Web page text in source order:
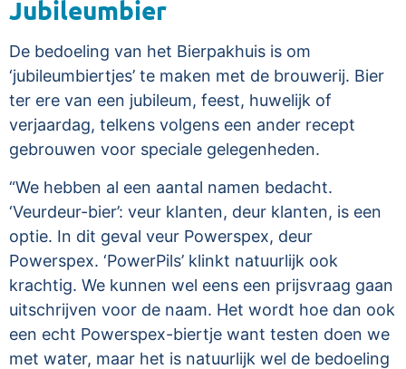
Jubileumbier
De bedoeling van het Bierpakhuis is om
‘jubileumbiertjes’ te maken met de brouwerij. Bier
ter ere van een jubileum, feest, huwelijk of
verjaardag, telkens volgens een ander recept
gebrouwen voor speciale gelegenheden.
“We hebben al een aantal namen bedacht.
‘Veurdeur-bier’: veur klanten, deur klanten, is een
optie. In dit geval veur Powerspex, deur
Powerspex. ‘PowerPils’ klinkt natuurlijk ook
krachtig. We kunnen wel eens een prijsvraag gaan
uitschrijven voor de naam. Het wordt hoe dan ook
een echt Powerspex-biertje want testen doen we
met water, maar het is natuurlijk wel de bedoeling